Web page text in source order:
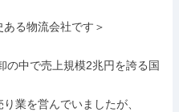
る物流会社です＞
の中で売上規模2兆円を誇る国
業を営んでいましたが、